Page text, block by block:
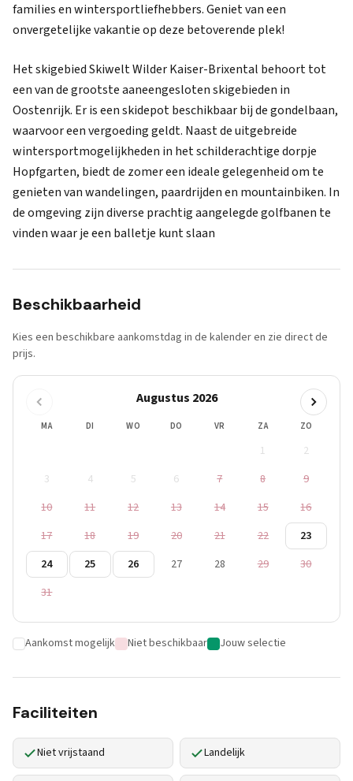
families en wintersportliefhebbers. Geniet van een
onvergetelijke vakantie op deze betoverende plek!
Het skigebied Skiwelt Wilder Kaiser-Brixental behoort tot
een van de grootste aaneengesloten skigebieden in
Oostenrijk. Er is een skidepot beschikbaar bij de gondelbaan,
waarvoor een vergoeding geldt. Naast de uitgebreide
wintersportmogelijkheden in het schilderachtige dorpje
Hopfgarten, biedt de zomer een ideale gelegenheid om te
genieten van wandelingen, paardrijden en mountainbiken. In
de omgeving zijn diverse prachtig aangelegde golfbanen te
vinden waar je een balletje kunt slaan
Beschikbaarheid
Kies een beschikbare aankomstdag in de kalender en zie direct de
prijs.
Augustus 2026
MA DI WO DO VR ZA ZO
1
2
3
4 5 6 7 8
9
10
11 12 13 14 15
16
17
18 19 20 21 22
23
24
25 26 27 28 29
30
31
Aankomst mogelijk Niet beschikbaar Jouw selectie
Faciliteiten
Niet vrijstaand Landelijk